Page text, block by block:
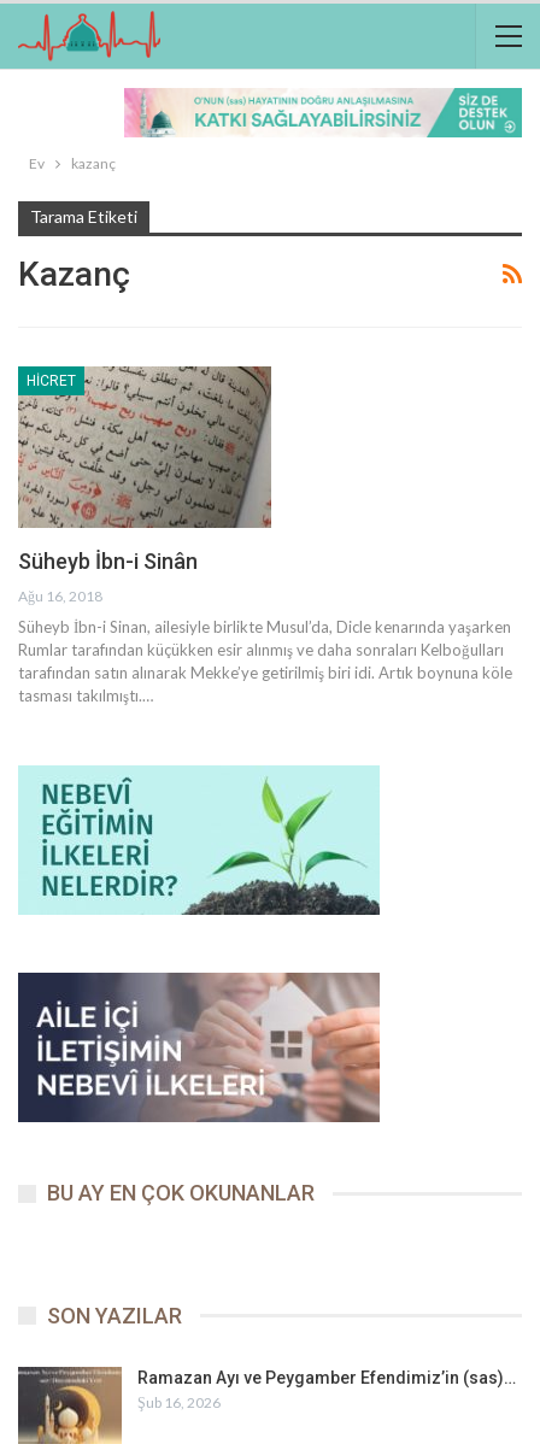
Ev kazanç
Tarama Etiketi
Kazanç
HICRET
Süheyb İbn-i Sinân
Ağu 16, 2018
Süheyb İbn-i Sinan, ailesiyle birlikte Musul’da, Dicle kenarında yaşarken
Rumlar tarafından küçükken esir alınmış ve daha sonraları Kelboğulları
tarafından satın alınarak Mekke’ye getirilmiş biri idi. Artık boynuna köle
tasması takılmıştı.…
BU AY EN ÇOK OKUNANLAR
SON YAZILAR
Ramazan Ayı ve Peygamber Efendimiz’in (sas)…
Şub 16, 2026